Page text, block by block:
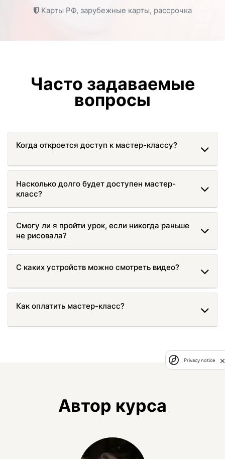
Карты РФ, зарубежные карты, рассрочка
Часто задаваемые
вопросы
Когда откроется доступ к мастер-классу?
Насколько долго будет доступен мастер-
класс?
Смогу ли я пройти урок, если никогда раньше
не рисовала?
С каких устройств можно смотреть видео?
Как оплатить мастер-класс?
Автор курса
Privacy notice